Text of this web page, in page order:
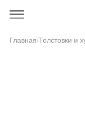
Главная/Толстовки и